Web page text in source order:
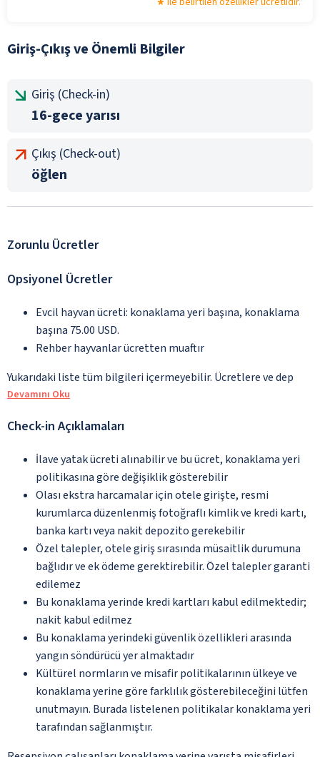
Giriş-Çıkış ve Önemli Bilgiler
Giriş (Check-in)
16-gece yarısı
Çıkış (Check-out)
öğlen
Zorunlu Ücretler
Opsiyonel Ücretler
Evcil hayvan ücreti: konaklama yeri başına, konaklama
başına 75.00 USD.
Rehber hayvanlar ücretten muaftır
Yukarıdaki liste tüm bilgileri içermeyebilir. Ücretlere ve dep
Devamını Oku
Check-in Açıklamaları
İlave yatak ücreti alınabilir ve bu ücret, konaklama yeri
politikasına göre değişiklik gösterebilir
Olası ekstra harcamalar için otele girişte, resmi
kurumlarca düzenlenmiş fotoğraflı kimlik ve kredi kartı,
banka kartı veya nakit depozito gerekebilir
Özel talepler, otele giriş sırasında müsaitlik durumuna
bağlıdır ve ek ödeme gerektirebilir. Özel talepler garanti
edilemez
Bu konaklama yerinde kredi kartları kabul edilmektedir;
nakit kabul edilmez
Bu konaklama yerindeki güvenlik özellikleri arasında
yangın söndürücü yer almaktadır
Kültürel normların ve misafir politikalarının ülkeye ve
konaklama yerine göre farklılık gösterebileceğini lütfen
unutmayın. Burada listelenen politikalar konaklama yeri
tarafından sağlanmıştır.